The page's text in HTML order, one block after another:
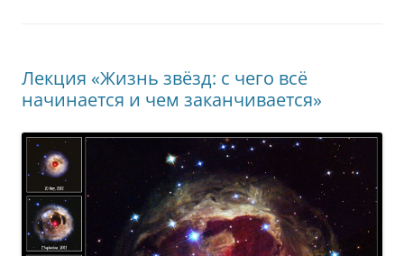
Лекция «Жизнь звёзд: с чего всё
начинается и чем заканчивается»